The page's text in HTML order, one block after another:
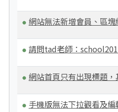
網站無法新增會員、區
請問tad老師：
網站首頁只有出現標題，
手機版無法下拉觀看及